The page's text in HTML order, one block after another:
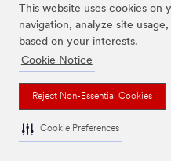
This website uses cookies on
navigation, analyze site
based on your interests.
Cookie Notice
Reject Non-Essential Cookies
Cookie Preferences